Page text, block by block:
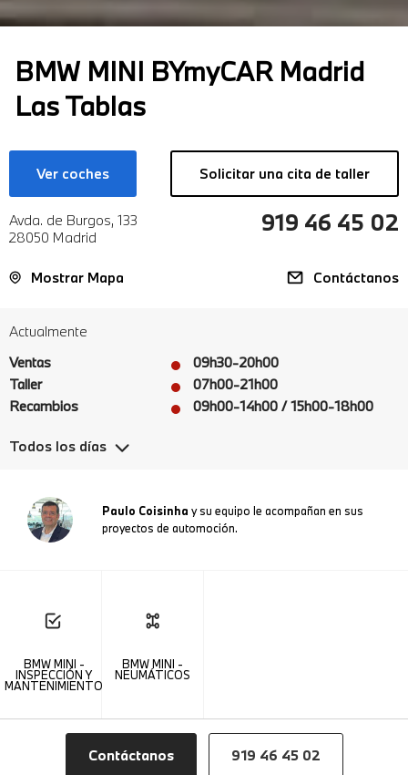
BMW MINI BYmyCAR Madrid
Las Tablas
Ver coches Solicitar una cita de taller
Avda. de Burgos, 133
28050 Madrid
919 46 45 02
Mostrar Mapa Contáctanos
Actualmente
Ventas
09h30-20h00
Taller
07h00-21h00
Recambios
09h00-14h00 / 15h00-18h00
Todos los días
Paulo Coisinha y su equipo le acompañan en sus
proyectos de automoción.
BMW MINI -
INSPECCIÓN Y
MANTENIMIENTO
BMW MINI -
NEUMÁTICOS
Contáctanos 919 46 45 02